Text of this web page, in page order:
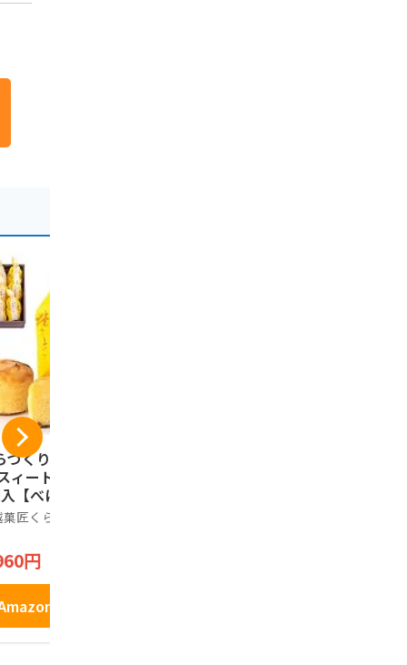
づくり本舗 芋菓
ィートポテト 1
【べにあかく
川越名物 のし
ギフト
匠くらづくり本
円
で見る